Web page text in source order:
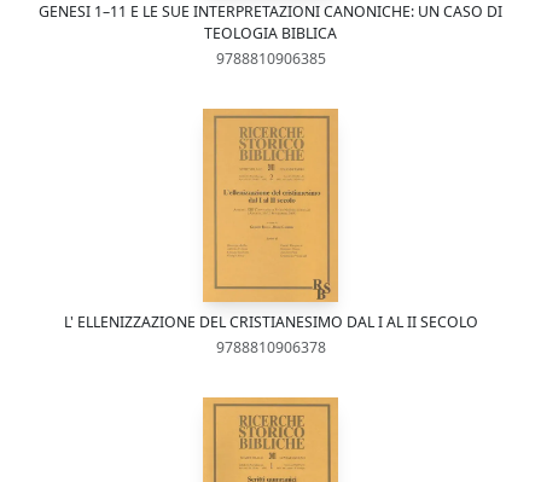
GENESI 1–11 E LE SUE INTERPRETAZIONI CANONICHE: UN CASO DI
TEOLOGIA BIBLICA
9788810906385
L' ELLENIZZAZIONE DEL CRISTIANESIMO DAL I AL II SECOLO
9788810906378